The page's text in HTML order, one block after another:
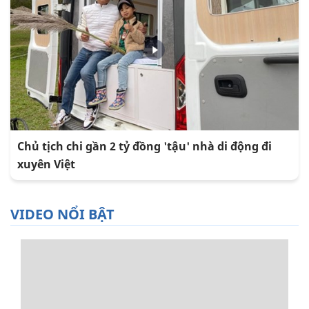
Chủ tịch chi gần 2 tỷ đồng 'tậu' nhà di động đi
xuyên Việt
VIDEO NỔI BẬT